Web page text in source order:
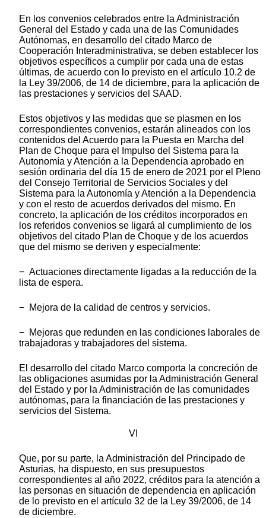
En los convenios celebrados entre la Administración
General del Estado y cada una de las Comunidades
Autónomas, en desarrollo del citado Marco de
Cooperación Interadministrativa, se deben establecer los
objetivos específicos a cumplir por cada una de estas
últimas, de acuerdo con lo previsto en el artículo 10.2 de
la Ley 39/2006, de 14 de diciembre, para la aplicación de
las prestaciones y servicios del SAAD.
Estos objetivos y las medidas que se plasmen en los
correspondientes convenios, estarán alineados con los
contenidos del Acuerdo para la Puesta en Marcha del
Plan de Choque para el Impulso del Sistema para la
Autonomía y Atención a la Dependencia aprobado en
sesión ordinaria del día 15 de enero de 2021 por el Pleno
del Consejo Territorial de Servicios Sociales y del
Sistema para la Autonomía y Atención a la Dependencia
y con el resto de acuerdos derivados del mismo. En
concreto, la aplicación de los créditos incorporados en
los referidos convenios se ligará al cumplimiento de los
objetivos del citado Plan de Choque y de los acuerdos
que del mismo se deriven y especialmente:
− Actuaciones directamente ligadas a la reducción de la
lista de espera.
− Mejora de la calidad de centros y servicios.
− Mejoras que redunden en las condiciones laborales de
trabajadoras y trabajadores del sistema.
El desarrollo del citado Marco comporta la concreción de
las obligaciones asumidas por la Administración General
del Estado y por la Administración de las comunidades
autónomas, para la financiación de las prestaciones y
servicios del Sistema.
VI
Que, por su parte, la Administración del Principado de
Asturias, ha dispuesto, en sus presupuestos
correspondientes al año 2022, créditos para la atención a
las personas en situación de dependencia en aplicación
de lo previsto en el artículo 32 de la Ley 39/2006, de 14
de diciembre.